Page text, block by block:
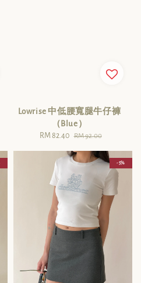
Lowrise 中低腰寬腿牛仔褲
（Blue）
Sale
RM 82.40 Regular
RM 92.00
- 5%